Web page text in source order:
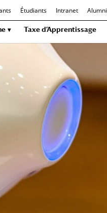
Étudiants Intranet Alumni
Taxe d’Apprentissage